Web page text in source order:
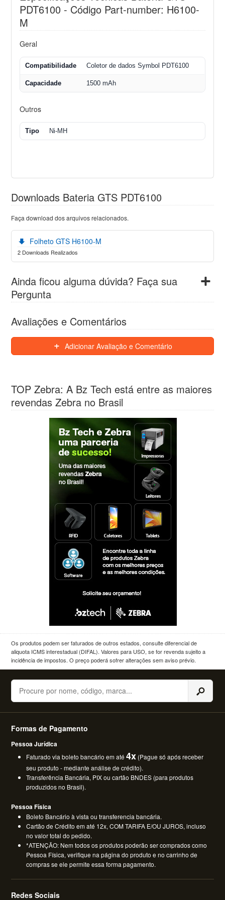
PDT6100 - Código Part-number: H6100-
M
Geral
Compatibilidade Coletor de dados Symbol PDT6100
Capacidade 1500 mAh
Outros
Tipo Ni-MH
Downloads Bateria GTS PDT6100
Faça download dos arquivos relacionados.
Folheto GTS H6100-M
2 Downloads Realizados
Ainda ficou alguma dúvida? Faça sua
Pergunta
Avaliações e Comentários
Adicionar Avaliação e Comentário
TOP Zebra: A Bz Tech está entre as maiores
revendas Zebra no Brasil
Os produtos podem ser faturados de outros estados, consulte diferencial de
aliquota ICMS interestadual (DIFAL). Valores para USO, se for revenda sujeito a
incidência de impostos. O preço poderá sofrer alterações sem aviso prévio.
Buscar
Formas de Pagamento
Pessoa Jurídica
Faturado via boleto bancário em até4x (Pague só após receber
seu produto - mediante análise de crédito).
Transferência Bancária, PIX ou cartão BNDES (para produtos
produzidos no Brasil).
Pessoa Física
Boleto Bancário à vista ou transferencia bancária.
Cartão de Crédito em até 12x, COM TARIFA E/OU JUROS, incluso
no valor total do pedido.
*ATENÇÃO: Nem todos os produtos poderão ser comprados como
Pessoa Física, verifique na página do produto e no carrinho de
compras se ele permite essa forma pagamento.
Redes Sociais